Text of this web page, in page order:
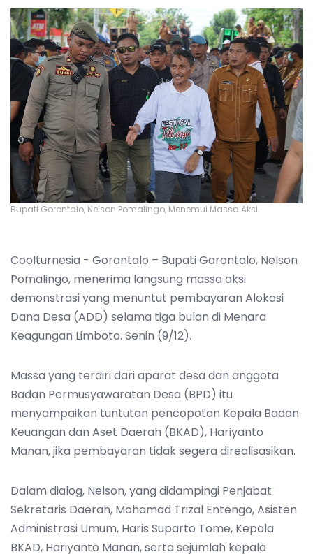
Bupati Gorontalo, Nelson Pomalingo, Menemui Massa Aksi.
Coolturnesia - Gorontalo – Bupati Gorontalo, Nelson
Pomalingo, menerima langsung massa aksi
demonstrasi yang menuntut pembayaran Alokasi
Dana Desa (ADD) selama tiga bulan di Menara
Keagungan Limboto. Senin (9/12).
Massa yang terdiri dari aparat desa dan anggota
Badan Permusyawaratan Desa (BPD) itu
menyampaikan tuntutan pencopotan Kepala Badan
Keuangan dan Aset Daerah (BKAD), Hariyanto
Manan, jika pembayaran tidak segera direalisasikan.
Dalam dialog, Nelson, yang didampingi Penjabat
Sekretaris Daerah, Mohamad Trizal Entengo, Asisten
Administrasi Umum, Haris Suparto Tome, Kepala
BKAD, Hariyanto Manan, serta sejumlah kepala